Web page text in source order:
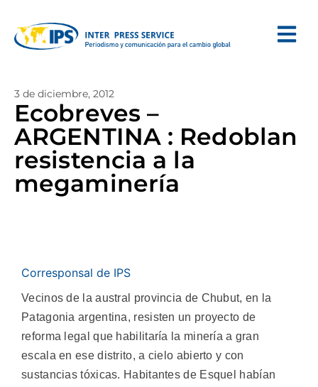
3 de diciembre, 2012
Ecobreves –
ARGENTINA : Redoblan
resistencia a la
megaminería
Corresponsal de IPS
Vecinos de la austral provincia de Chubut, en la
Patagonia argentina, resisten un proyecto de
reforma legal que habilitaría la minería a gran
escala en ese distrito, a cielo abierto y con
sustancias tóxicas. Habitantes de Esquel habían